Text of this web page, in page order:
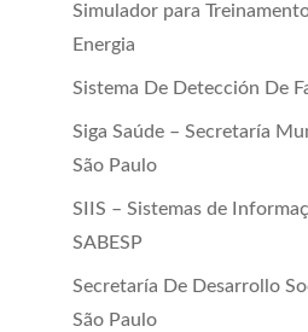
Simulador para
Energia
Sistema De Detección De
Siga Saúde – Secretaría
São Paulo
SIIS – Sistemas de
SABESP
Secretaría De Desarrollo
São Paulo